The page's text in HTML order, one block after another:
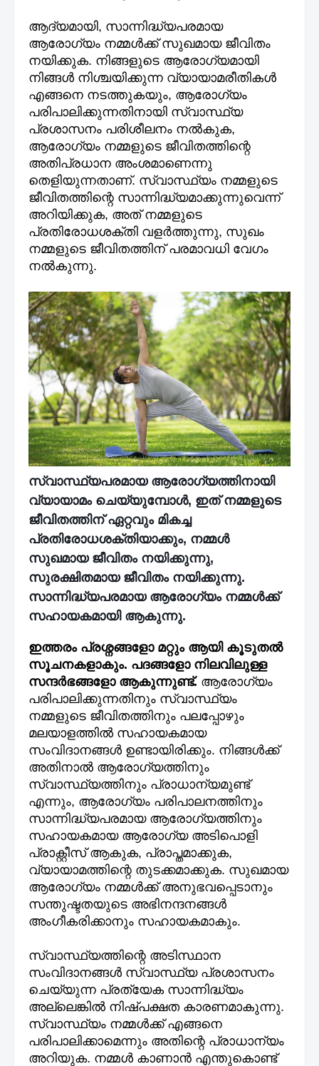
ആദ്യമായി, സാന്നിദ്ധ്യപരമായ
ആരോഗ്യം നമ്മൾക്ക് സുഖമായ ജീവിതം
നയിക്കുക. നിങ്ങളുടെ ആരോഗ്യമായി
നിങ്ങൾ നിശ്ചയിക്കുന്ന വ്യായാമരീതികൾ
എങ്ങനെ നടത്തുകയും, ആരോഗ്യം
പരിപാലിക്കുന്നതിനായി സ്വാസ്ഥ്യ
പ്രശാസനം പരിശീലനം നൽകുക,
ആരോഗ്യം നമ്മളുടെ ജീവിതത്തിന്റെ
അതിപ്രധാന അംശമാണെന്നു
തെളിയുന്നതാണ്. സ്വാസ്ഥ്യം നമ്മളുടെ
ജീവിതത്തിന്റെ സാന്നിദ്ധ്യമാക്കുന്നുവെന്ന്
അറിയിക്കുക, അത് നമ്മളുടെ
പ്രതിരോധശക്തി വളർത്തുന്നു, സുഖം
നമ്മളുടെ ജീവിതത്തിന് പരമാവധി വേഗം
നൽകുന്നു.
സ്വാസ്ഥ്യപരമായ ആരോഗ്യത്തിനായി
വ്യായാമം ചെയ്യുമ്പോൾ, ഇത് നമ്മളുടെ
ജീവിതത്തിന് ഏറ്റവും മികച്ച
പ്രതിരോധശക്തിയാക്കും, നമ്മൾ
സുഖമായ ജീവിതം നയിക്കുന്നു,
സുരക്ഷിതമായ ജീവിതം നയിക്കുന്നു.
സാന്നിദ്ധ്യപരമായ ആരോഗ്യം നമ്മൾക്ക്
സഹായകമായി ആകുന്നു.
ഇത്തരം പ്രശ്നങ്ങളോ മറ്റും ആയി കൂടുതൽ
സൂചനകളാകും. പദങ്ങളോ നിലവിലുള്ള
സന്ദർഭങ്ങളോ ആകുന്നുണ്ട്. ആരോഗ്യം
പരിപാലിക്കുന്നതിനും സ്വാസ്ഥ്യം
നമ്മളുടെ ജീവിതത്തിനും പലപ്പോഴും
മലയാളത്തിൽ സഹായകമായ
സംവിദാനങ്ങൾ ഉണ്ടായിരിക്കും. നിങ്ങൾക്ക്
അതിനാൽ ആരോഗ്യത്തിനും
സ്വാസ്ഥ്യത്തിനും പ്രാധാന്യമുണ്ട്
എന്നും, ആരോഗ്യം പരിപാലനത്തിനും
സാന്നിദ്ധ്യപരമായ ആരോഗ്യത്തിനും
സഹായകമായ ആരോഗ്യ അടിപൊളി
പ്രാക്റ്റീസ് ആകുക, പ്രാപ്തമാക്കുക,
വ്യായാമത്തിന്റെ തുടക്കമാക്കുക. സുഖമായ
ആരോഗ്യം നമ്മൾക്ക് അനുഭവപ്പെടാനും
സന്തുഷ്ടതയുടെ അഭിനന്ദനങ്ങൾ
അംഗീകരിക്കാനും സഹായകമാകും.
സ്വാസ്ഥ്യത്തിന്റെ അടിസ്ഥാന
സംവിദാനങ്ങൾ സ്വാസ്ഥ്യ പ്രശാസനം
ചെയ്യുന്ന പ്രത്യേക സാന്നിദ്ധ്യം
അല്ലെങ്കിൽ നിഷ്പക്ഷത കാരണമാകുന്നു.
സ്വാസ്ഥ്യം നമ്മൾക്ക് എങ്ങനെ
പരിപാലിക്കാമെന്നും അതിന്റെ പ്രാധാന്യം
അറിയുക. നമ്മൾ കാണാൻ എന്തുകൊണ്ട്